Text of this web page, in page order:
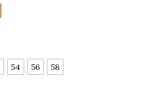
54 56 58